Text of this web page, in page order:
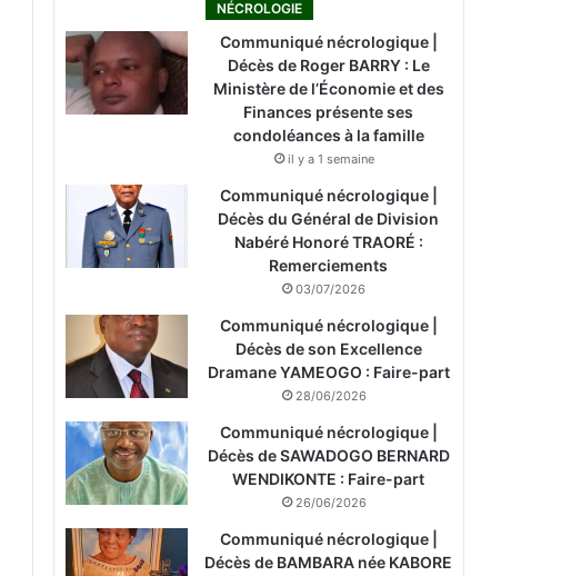
NÉCROLOGIE
Communiqué nécrologique |
Décès de Roger BARRY : Le
Ministère de l’Économie et des
Finances présente ses
condoléances à la famille
il y a 1 semaine
Communiqué nécrologique |
Décès du Général de Division
Nabéré Honoré TRAORÉ :
Remerciements
03/07/2026
Communiqué nécrologique |
Décès de son Excellence
Dramane YAMEOGO : Faire-part
28/06/2026
Communiqué nécrologique |
Décès de SAWADOGO BERNARD
WENDIKONTE : Faire-part
26/06/2026
Communiqué nécrologique |
Décès de BAMBARA née KABORE